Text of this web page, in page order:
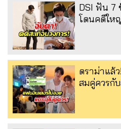
DSI ฟัน 7
โดนคดีให
ดราม่าแล้
สมคู่ควรกั